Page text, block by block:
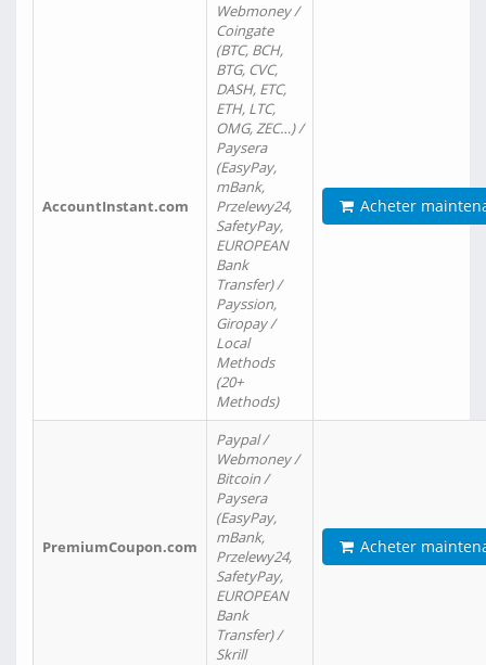
AccountInstant.com
Webmoney /
Coingate
(BTC, BCH,
BTG, CVC,
DASH, ETC,
ETH, LTC,
OMG, ZEC…) /
Paysera
(EasyPay,
mBank,
Przelewy24,
SafetyPay,
EUROPEAN
Bank
Transfer) /
Payssion,
Giropay /
Local
Methods
(20+
Methods)
Acheter
PremiumCoupon.com
Paypal /
Webmoney /
Bitcoin /
Paysera
(EasyPay,
mBank,
Przelewy24,
SafetyPay,
EUROPEAN
Bank
Transfer) /
Skrill
Acheter